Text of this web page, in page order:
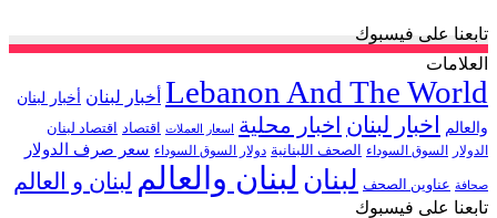
تابعنا على فيسبوك
العلامات
Lebanon And The World أخبار لبنان أخبار لبنان
والعالم
اخبار لبنان اخبار محلية اسعار العملات اقتصاد اقتصاد لبنان
الدولار السوق السوداء الصحف اللبنانية دولار السوق السوداء سعر صرف الدولار
صحافة عناوين الصحف لبنان لبنان والعالم لبنان و العالم
تابعنا على فيسبوك